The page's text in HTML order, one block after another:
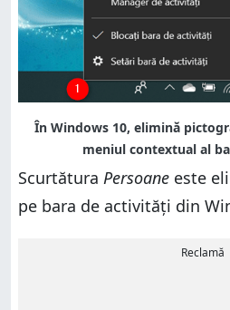
Scurtătura Persoane este
pe bara de activități din
Reclamă